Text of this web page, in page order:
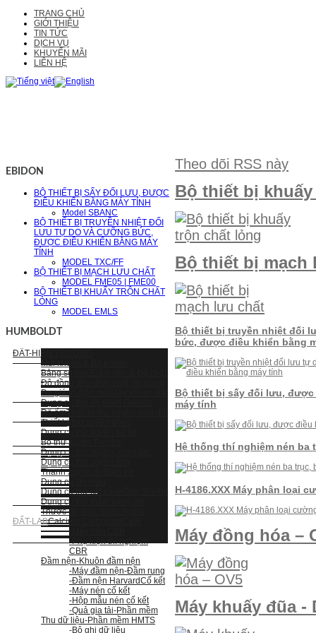
TRANG CHỦ
GIỚI THIỆU
TIN TỨC
DỊCH VỤ
KHUYẾN MÃI
LIÊN HỆ
EBIDON
BỘ THIẾT BỊ SẤY ĐỐI LƯU, ĐƯỢC
ĐIỀU KHIỂN BẰNG MÁY TÍNH
Model SBANC
BỘ THIẾT BỊ TRUYỀN NHIỆT ĐỐI
LƯU TỰ DO VÀ CƯỠNG BỨC,
ĐƯỢC ĐIỀU KHIỂN BẰNG MÁY
TÍNH
MODEL TXC/FF
BỘ THIẾT BỊ MẠCH LƯU CHẤT
MODEL FME05 | FME00
BỘ THIẾT BỊ KHUẤY TRỘN CHẤT
LỎNG
MODEL EMLS
HUMBOLDT
ĐẤT-HIỆN TRƯỜNG
Mũi khoan & Bộ khoan
Bảng so màu
Độ đồng đều đầm chặt, độ cứng
Đo giá trị điện môi
Dụng cụ thử độ thấm Guelph
Độ ẩmThiết bị thử xuyên, búa đôi
Thiết bị thử xuyên động
Dụng cụ thử xuyên bỏ túi
Bộ thử xuyên Proctor
Dụng cụ thử xuyên, vòng lực
Dụng cụ thử xuyên tĩnh
Thanh xuyên dò
Dụng cụ lấy mẫu
Dụng cụ thử cắt cánh
Dụng cụ thử thấm vòng đôi
Thước đo mực nước ngầm
ĐẤT-LABCalcium Carbonate
-Phụ kiện thí nghiệm
CBR
Đầm nện-Khuôn đầm nện
-Máy đầm nện-Đầm rung
-Đầm nện HarvardCố kết
-Máy nén cố kết
-Hộp mẫu nén cố kết
-Quả gia tải-Phần mềm
Thu dữ liệu-Phần mềm HMTS
-Bộ ghi dữ liệu
Theo dõi RSS này
Bộ thiết bị
Bộ thiết bị mạch
Bộ thiết bị truyền nhiệt đối
bức, được điều khiển bằng
Bộ thiết bị sấy đối lưu,
máy tính
Hệ thống thí nghiệm nén ba
H-4186.XXX Máy phân loại
Máy đồng hóa –
Máy khuấy đũa -